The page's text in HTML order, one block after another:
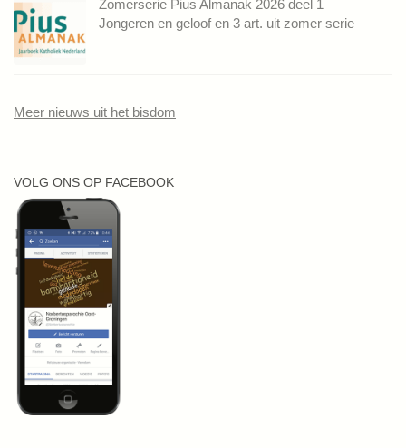
Zomerserie Pius Almanak 2026 deel 1 –
Jongeren en geloof en 3 art. uit zomer serie
Meer nieuws uit het bisdom
VOLG ONS OP FACEBOOK